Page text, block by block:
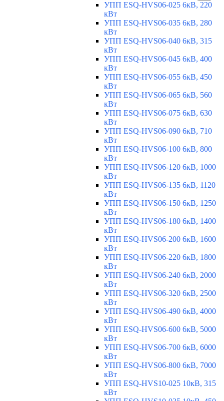
УПП ESQ-HVS06-025 6кВ, 220
кВт
УПП ESQ-HVS06-035 6кВ, 280
кВт
УПП ESQ-HVS06-040 6кВ, 315
кВт
УПП ESQ-HVS06-045 6кВ, 400
кВт
УПП ESQ-HVS06-055 6кВ, 450
кВт
УПП ESQ-HVS06-065 6кВ, 560
кВт
УПП ESQ-HVS06-075 6кВ, 630
кВт
УПП ESQ-HVS06-090 6кВ, 710
кВт
УПП ESQ-HVS06-100 6кВ, 800
кВт
УПП ESQ-HVS06-120 6кВ, 1000
кВт
УПП ESQ-HVS06-135 6кВ, 1120
кВт
УПП ESQ-HVS06-150 6кВ, 1250
кВт
УПП ESQ-HVS06-180 6кВ, 1400
кВт
УПП ESQ-HVS06-200 6кВ, 1600
кВт
УПП ESQ-HVS06-220 6кВ, 1800
кВт
УПП ESQ-HVS06-240 6кВ, 2000
кВт
УПП ESQ-HVS06-320 6кВ, 2500
кВт
УПП ESQ-HVS06-490 6кВ, 4000
кВт
УПП ESQ-HVS06-600 6кВ, 5000
кВт
УПП ESQ-HVS06-700 6кВ, 6000
кВт
УПП ESQ-HVS06-800 6кВ, 7000
кВт
УПП ESQ-HVS10-025 10кВ, 315
кВт